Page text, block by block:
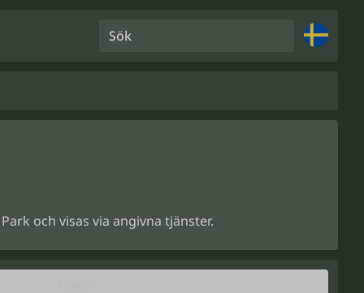
Sök
och visas via angivna tjänster.